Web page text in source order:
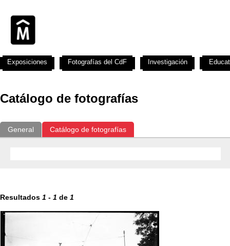
Catálogo de fotografías
General Catálogo de fotografías
Resultados 1 - 1 de 1
Exposiciones Fotografías del CdF Investigación